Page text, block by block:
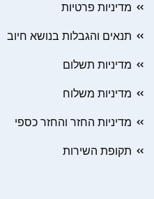
מדיניות פרטיות
תנאים והגבלות בנושא חיוב
מדיניות תשלום
מדיניות משלוח
מדיניות החזר והחזר כספי
תקופת השירות